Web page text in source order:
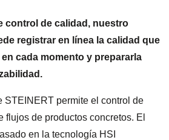
control de calidad, nuestro
registrar en línea la calidad que
cada momento y prepararla
STEINERT permite el control de
flujos de productos concretos. El
en la tecnología HSI